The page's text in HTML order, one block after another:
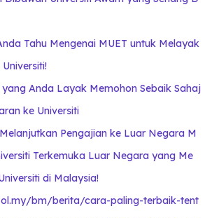
Tahu Mengenai MUET untuk Melayak
yang Anda Layak Memohon Sebaik Sahaj
ke Universiti
Pengajian ke Luar Negara M
Terkemuka Luar Negara yang Me
di Malaysia!
bm/berita/cara-paling-terbaik-tent